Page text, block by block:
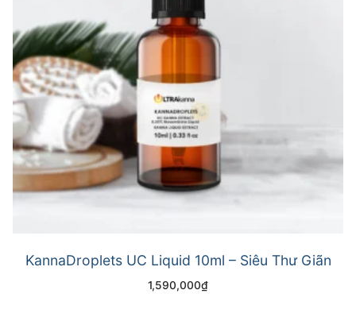
KannaDroplets UC Liquid 10ml – Siêu Thư Giãn
1,590,000₫